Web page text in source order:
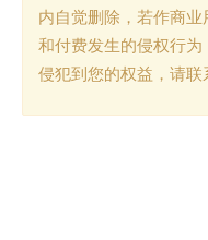
内自觉删除，若作商
和付费发生的侵权行
侵犯到您的权益，请联